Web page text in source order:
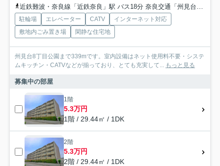
近鉄難波・奈良線「近鉄奈良」駅 バス18分 奈良交通「州見台七丁目東」 停歩7分
駐輪場 エレベーター CATV
インターネット対応
敷地内ごみ置き場
閑静な住宅地
州見台8丁目公園まで339mです。室内設備はネット使用料不要・システ
ムキッチン・CATVなどが揃っており、とても充実して...
もっと見る
募集中の部屋
1階
5.3万円
1階 / 29.44㎡ / 1DK
2階
5.3万円
2階 / 29.44㎡ / 1DK